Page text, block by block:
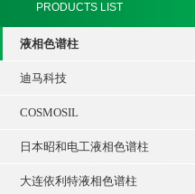
PRODUCTS LIST
液相色谱柱
迪马科技
COSMOSIL
日本昭和电工液相色谱柱
大连依利特液相色谱柱